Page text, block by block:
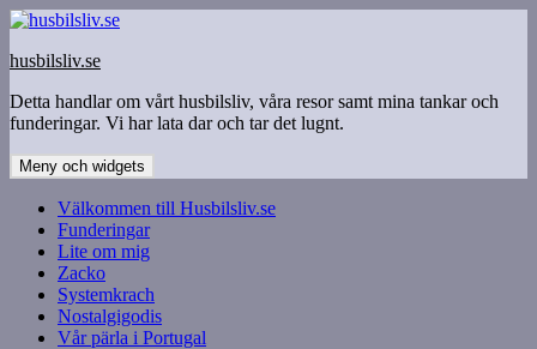
Hoppa
innehåll
husbilsliv.se
Detta handlar om vårt husbilsliv, våra resor samt mina tankar och
funderingar. Vi har lata dar och tar det lugnt.
Meny och widgets
Välkommen till Husbilsliv.se
Funderingar
Lite om mig
Zacko
Systemkrach
Nostalgigodis
Vår pärla i Portugal